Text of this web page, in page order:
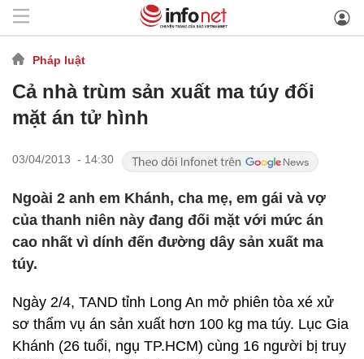
Pháp luật
Cả nhà trùm sản xuất ma túy đối
mặt án tử hình
03/04/2013 - 14:30
Ngoài 2 anh em Khánh, cha mẹ, em gái và vợ
của thanh niên này đang đối mặt với mức án
cao nhất vì dính đến đường dây sản xuất ma
túy.
Ngày 2/4, TAND tỉnh Long An mở phiên tòa xé xử
sơ thẩm vụ án sản xuất hơn 100 kg ma túy. Lục Gia
Khánh (26 tuổi, ngụ TP.HCM) cùng 16 người bị truy